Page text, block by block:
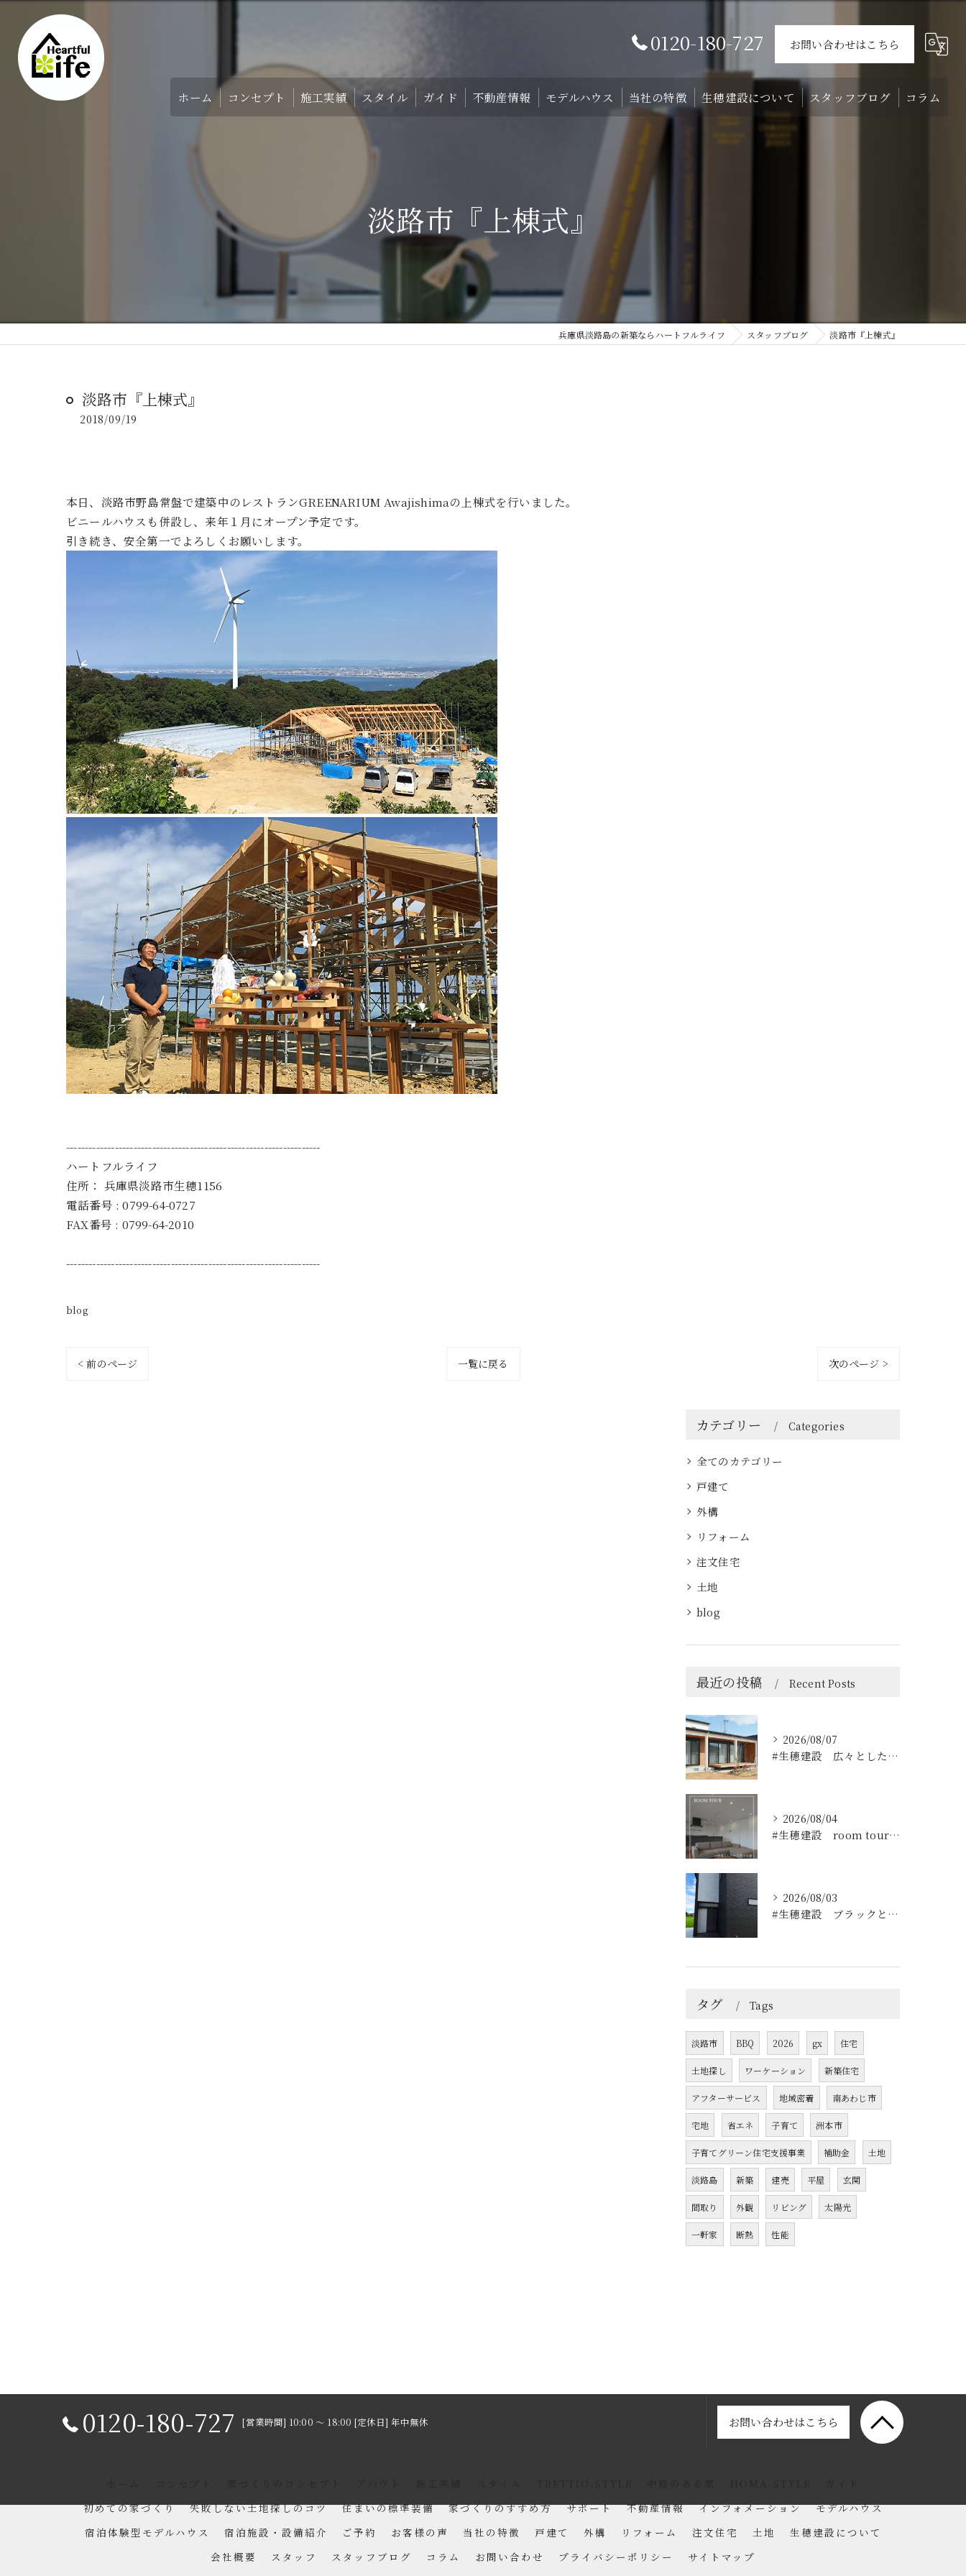
0120-180-727 お問い合わせはこちら
ホーム コンセプト 施工実績 スタイル
TRETTIO₋STYLE
HOMA-STYLE
ガイド
住まいの標準装備
家づくりのすすめ方
サポート
不動産情報 モデルハウス
ご予約
当社の特徴
外構
リフォーム
生穂建設について スタッフブログ コラム
淡路市『上棟式』
兵庫県淡路島の新築ならハートフルライフ スタッフブログ 淡路市『上棟式』
淡路市『上棟式』
2018/09/19
本日、淡路市野島常盤で建築中のレストランGREENARIUM Awajishimaの上棟式を行いました。
ビニールハウスも併設し、来年１月にオープン予定です。
引き続き、安全第一でよろしくお願いします。
--------------------------------------------------------------------
ハートフルライフ
住所： 兵庫県淡路市生穂1156
電話番号 :0799-64-0727
FAX番号 : 0799-64-2010
--------------------------------------------------------------------
blog
< 前のページ 一覧に戻る 次のページ >
カテゴリー Categories
全てのカテゴリー
戸建て
外構
リフォーム
注文住宅
土地
blog
最近の投稿 Recent Posts
2026/08/07
#生穂建設 広々としたウッドデッキは、室内と庭を繋ぐ心地よい...
2026/08/04
#生穂建設 room tour🏠
2026/08/03
#生穂建設 ブラックとグレーのコントラストがスタイリッシュな...
タグ Tags
淡路市 BBQ 2026 gx 住宅
土地探し ワーケーション 新築住宅
アフターサービス 地域密着 南あわじ市
宅地 省エネ 子育て 洲本市
子育てグリーン住宅支援事業 補助金 土地
淡路島 新築 建売 平屋 玄関
間取り 外観 リビング 太陽光
一軒家 断熱 性能
0120-180-727 [営業時間] 10:00 ～ 18:00 [定休日] 年中無休 お問い合わせはこちら
初めての家づくり
失敗しない土地探しのコツ 住まいの標準装備 家づくりのすすめ方 サポート 不動産情報 インフォメーション
モデルハウス
宿泊体験型モデルハウス
宿泊施設・設備紹介 ご予約 お客様の声 当社の特徴 戸建て 外構 リフォーム 注文住宅 土地
生穂建設について
会社概要
スタッフ スタッフブログ コラム お問い合わせ プライバシーポリシー サイトマップ